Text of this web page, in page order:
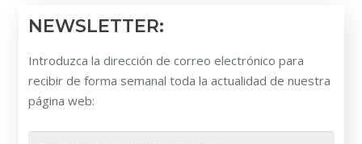
NEWSLETTER:
Introduzca la dirección de correo electrónico para
recibir de forma semanal toda la actualidad de nuestra
página web: